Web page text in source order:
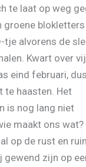
te laat op weg
groene
tje alvorens de
Kwart over
eind februari,
te haasten. Het
is nog lang niet
maakt ons wat?
op de rust en
gewend zijn op